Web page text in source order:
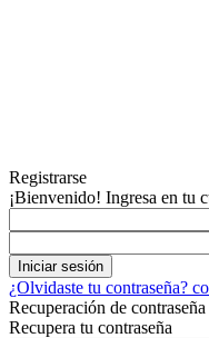
Registrarse
¡Bienvenido! Ingresa en tu
¿Olvidaste tu contraseña?
Recuperación de contraseña
Recupera tu contraseña